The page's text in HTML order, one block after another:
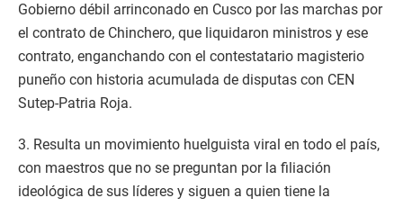
Gobierno débil arrinconado en Cusco por las marchas por
el contrato de Chinchero, que liquidaron ministros y ese
contrato, enganchando con el contestatario magisterio
puneño con historia acumulada de disputas con CEN
Sutep-Patria Roja.
3. Resulta un movimiento huelguista viral en todo el país,
con maestros que no se preguntan por la filiación
ideológica de sus líderes y siguen a quien tiene la